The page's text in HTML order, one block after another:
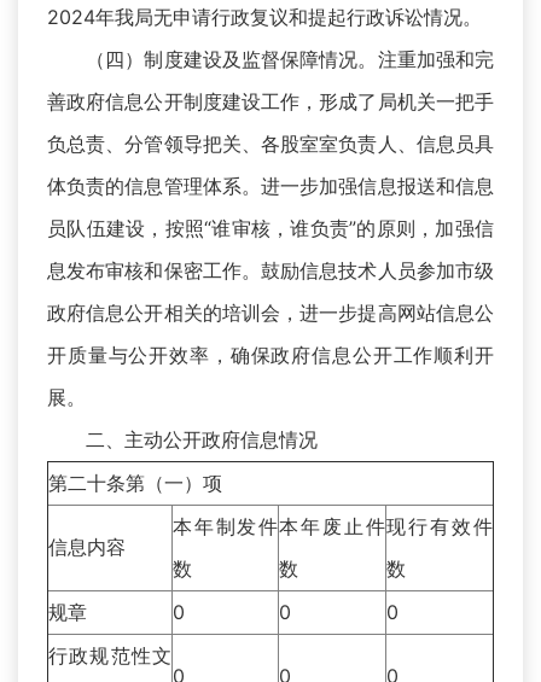
2024年我局无申请行政复议和提起行政诉讼情况。
（四）制度建设及监督保障情况。注重加强和完
善政府信息公开制度建设工作，形成了局机关一把手
负总责、分管领导把关、各股室室负责人、信息员具
体负责的信息管理体系。进一步加强信息报送和信息
员队伍建设，按照“谁审核，谁负责”的原则，加强信
息发布审核和保密工作。鼓励信息技术人员参加市级
政府信息公开相关的培训会，进一步提高网站信息公
开质量与公开效率，确保政府信息公开工作顺利开
展。
二、主动公开政府信息情况
第二十条第（一）项
信息内容
本年制发件
数
本年废止件
数
现行有效件
数
规章
0 0
0
行政规范性文
0 0 0